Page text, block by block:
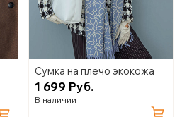
Сумка на плечо экокожа
1 699 Руб.
В наличии